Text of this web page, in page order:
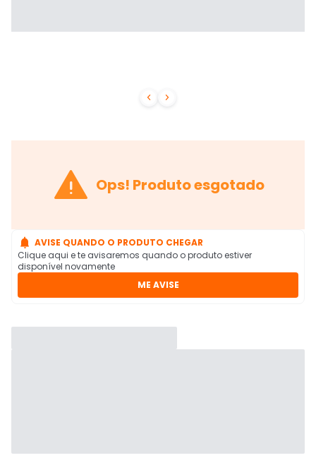
 
 Ops! Produto esgotado
 AVISE QUANDO O PRODUTO CHEGAR
Clique aqui e te avisaremos quando o produto estiver
disponível novamente
ME AVISE